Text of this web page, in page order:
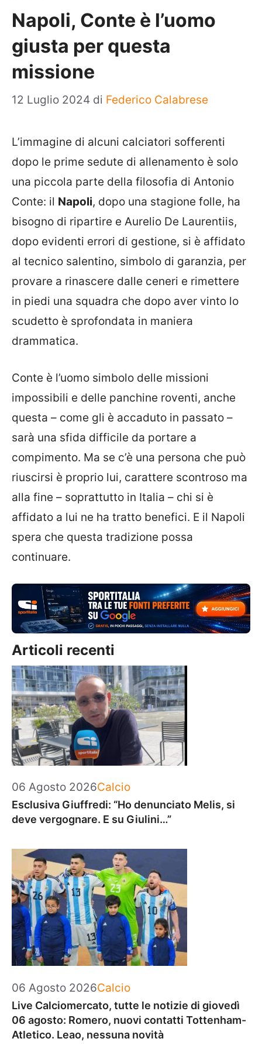
Napoli, Conte è l’uomo
giusta per questa
missione
12 Luglio 2024 di Federico Calabrese
L’immagine di alcuni calciatori sofferenti
dopo le prime sedute di allenamento è solo
una piccola parte della filosofia di Antonio
Conte: il Napoli, dopo una stagione folle, ha
bisogno di ripartire e Aurelio De Laurentiis,
dopo evidenti errori di gestione, si è affidato
al tecnico salentino, simbolo di garanzia, per
provare a rinascere dalle ceneri e rimettere
in piedi una squadra che dopo aver vinto lo
scudetto è sprofondata in maniera
drammatica.
Conte è l’uomo simbolo delle missioni
impossibili e delle panchine roventi, anche
questa – come gli è accaduto in passato –
sarà una sfida difficile da portare a
compimento. Ma se c’è una persona che può
riuscirsi è proprio lui, carattere scontroso ma
alla fine – soprattutto in Italia – chi si è
affidato a lui ne ha tratto benefici. E il Napoli
spera che questa tradizione possa
continuare.
Articoli recenti
06 Agosto 2026Categorie
Calcio
Esclusiva Giuffredi: “Ho denunciato Melis, si
deve vergognare. E su Giulini…”
06 Agosto 2026Categorie
Calcio
Live Calciomercato, tutte le notizie di giovedì
06 agosto: Romero, nuovi contatti Tottenham-
Atletico. Leao, nessuna novità